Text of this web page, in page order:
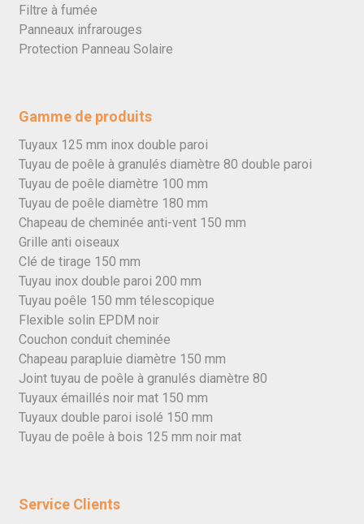
Filtre à fumée
Panneaux infrarouges
Protection Panneau Solaire
Gamme de produits
Tuyaux 125 mm inox double paroi
Tuyau de poêle à granulés diamètre 80 double paroi
Tuyau de poêle diamètre 100 mm
Tuyau de poêle diamètre 180 mm
Chapeau de cheminée anti-vent 150 mm
Grille anti oiseaux
Clé de tirage 150 mm
Tuyau inox double paroi 200 mm
Tuyau poêle 150 mm télescopique
Flexible solin EPDM noir
Couchon conduit cheminée
Chapeau parapluie diamètre 150 mm
Joint tuyau de poêle à granulés diamètre 80
Tuyaux émaillés noir mat 150 mm
Tuyaux double paroi isolé 150 mm
Tuyau de poêle à bois 125 mm noir mat
Service Clients